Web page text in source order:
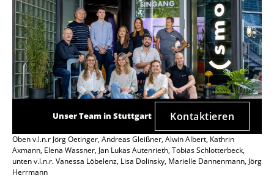
Unser Team in Stuttgart Kontaktieren
Oben v.l.n.r Jörg Oetinger, Andreas Gleißner, Alwin Albert, Kathrin
Axmann, Elena Wassner, Jan Lukas Autenrieth, Tobias Schlotterbeck,
unten v.l.n.r. Vanessa Löbelenz, Lisa Dolinsky, Marielle Dannenmann, Jörg
Herrmann